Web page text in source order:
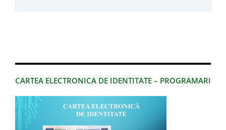
CARTEA ELECTRONICA DE IDENTITATE – PROGRAMARI